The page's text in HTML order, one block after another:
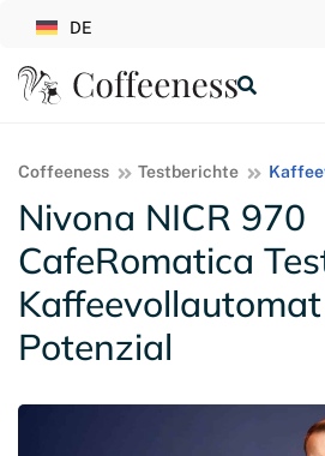
DE
Coffeeness Testberichte
Nivona NICR 970
CafeRomatica
Potenzial